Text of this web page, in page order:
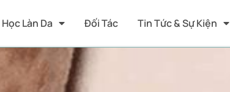
Làn Da Đối Tác Tin Tức & Sự Kiện